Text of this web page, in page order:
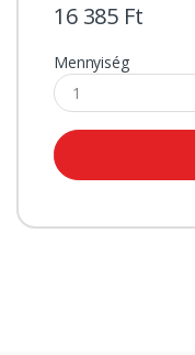
16 385 Ft
Mennyiség